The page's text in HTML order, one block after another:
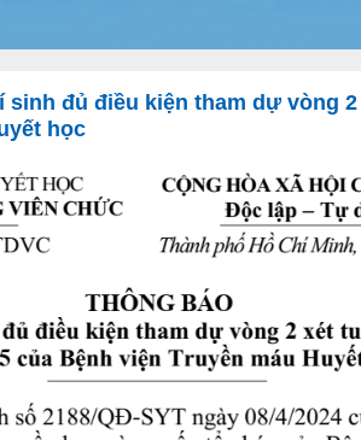
sinh đủ điều kiện tham dự vòng
học